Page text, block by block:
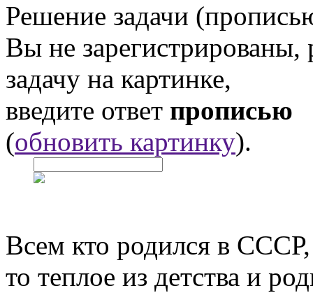
Решение задачи
Вы не
задачу на картинке,
введите ответ прописью
(обновить картинку).
Всем кто родился в
то теплое из детства и